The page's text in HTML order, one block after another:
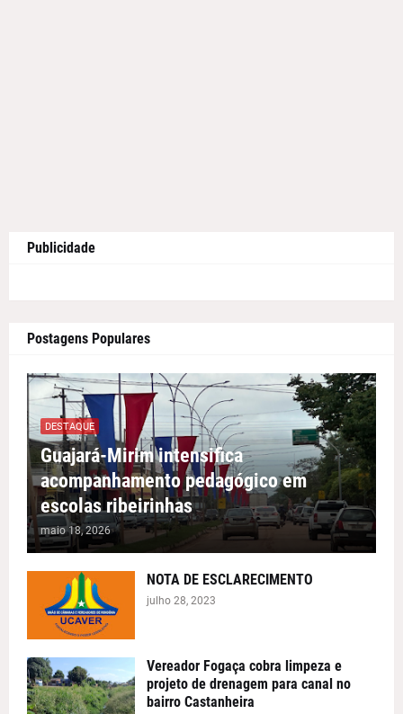
Publicidade
Postagens Populares
DESTAQUE
Guajará-Mirim intensifica
acompanhamento pedagógico em
escolas ribeirinhas
maio 18, 2026
NOTA DE ESCLARECIMENTO
julho 28, 2023
Vereador Fogaça cobra limpeza e
projeto de drenagem para canal no
bairro Castanheira